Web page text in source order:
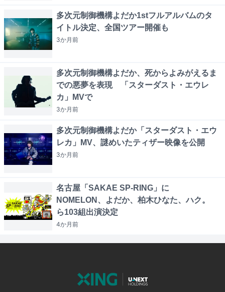
多次元制御機構よだか1stフルアルバムのタ
イトル決定、全国ツアー開催も
3か月前
多次元制御機構よだか、死からよみがえるま
での悪夢を表現 「スターダスト・エウレ
カ」MVで
3か月前
多次元制御機構よだか「スターダスト・エウ
レカ」MV、謎めいたティザー映像を公開
3か月前
名古屋「SAKAE SP-RING」に
NOMELON、よだか、柏木ひなた、ハク。
ら103組出演決定
4か月前